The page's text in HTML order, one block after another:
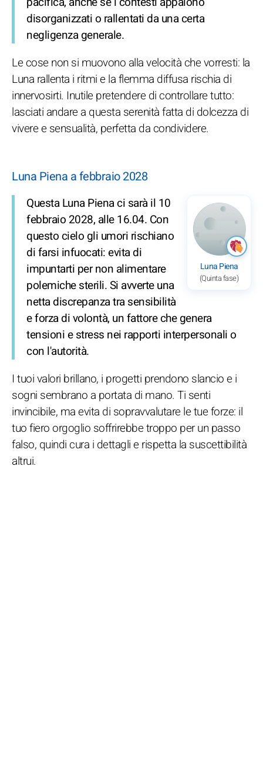
disorganizzati o rallentati da una certa
negligenza generale.
Le cose non si muovono alla velocità che vorresti: la
Luna rallenta i ritmi e la flemma diffusa rischia di
innervosirti. Inutile pretendere di controllare tutto:
lasciati andare a questa serenità fatta di dolcezza di
vivere e sensualità, perfetta da condividere.
Luna Piena a febbraio 2028
Luna Piena
(Quinta fase)
Questa Luna Piena ci sarà il 10
febbraio 2028, alle 16.04. Con
questo cielo gli umori rischiano
di farsi infuocati: evita di
impuntarti per non alimentare
polemiche sterili. Si avverte una
netta discrepanza tra sensibilità
e forza di volontà, un fattore che genera
tensioni e stress nei rapporti interpersonali o
con l'autorità.
I tuoi valori brillano, i progetti prendono slancio e i
sogni sembrano a portata di mano. Ti senti
invincibile, ma evita di sopravvalutare le tue forze: il
tuo fiero orgoglio soffrirebbe troppo per un passo
falso, quindi cura i dettagli e rispetta la suscettibilità
altrui.